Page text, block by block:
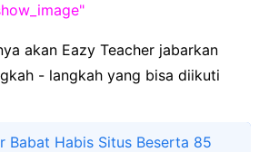
akan Eazy Teacher jabarkan
- langkah yang bisa diikuti
Babat Habis Situs Beserta 85